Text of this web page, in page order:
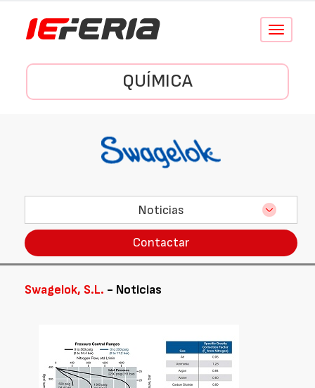
Conmutar
QUÍMICA
Noticias
Contactar
Swagelok, S.L. - Noticias